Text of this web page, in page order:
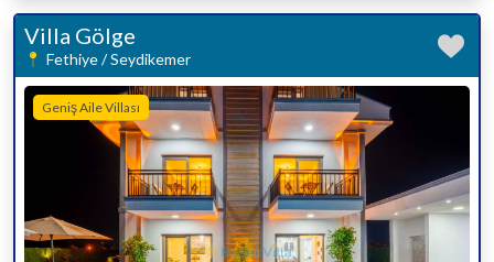
Villa Gölge
Fethiye / Seydikemer
Geniş Aile Villası